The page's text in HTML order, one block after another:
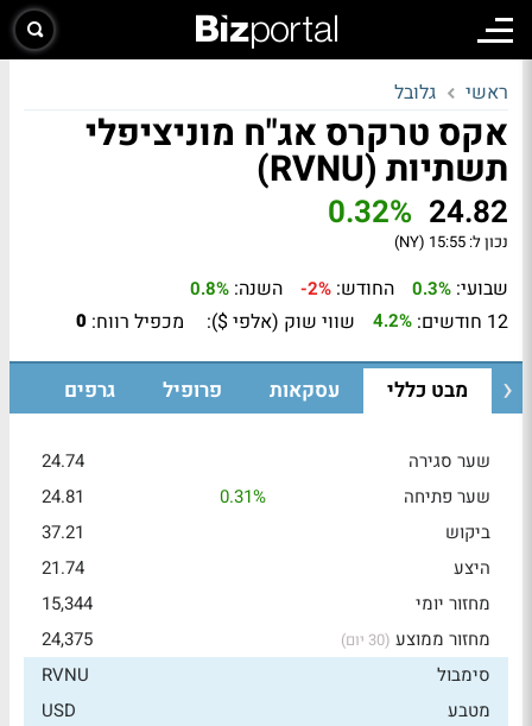
ראשי גלובל
אקס טרקרס אג"ח מוניציפלי
תשתיות (RVNU)
24.82
0.32%
נכון ל: 15:55 (NY)
שבועי: 0.3% החודש: -2% השנה: 0.8%
12 חודשים: 4.2% שווי שוק (אלפי $): מכפיל רווח: 0
מבט כללי עסקאות פרופיל גרפים
שער סגירה
24.74
שער פתיחה
0.31%
24.81
ביקוש
37.21
היצע
21.74
מחזור יומי
15,344
מחזור ממוצע (30 יום)
24,375
סימבול
RVNU
מטבע
USD